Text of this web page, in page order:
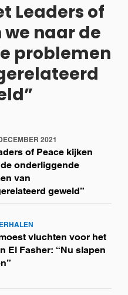
Leaders of
we naar de
problemen
2021
of Peace kijken
onderliggende
van
geweld”
vluchten voor het
El Fasher: “Nu slapen